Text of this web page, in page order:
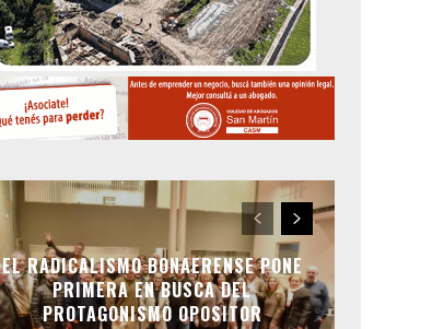
EL RADICALISMO BONAERENSE PONE
PRIMERA EN BUSCA DEL
PROTAGONISMO OPOSITOR